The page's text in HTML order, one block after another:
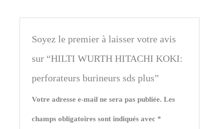
Soyez le premier à laisser votre avis
sur “HILTI WURTH HITACHI KOKI:
perforateurs burineurs sds plus”
Votre adresse e-mail ne sera pas publiée. Les
champs obligatoires sont indiqués avec *